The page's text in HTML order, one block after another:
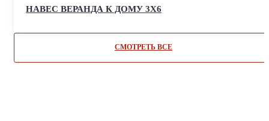
НАВЕС ВЕРАНДА К ДОМУ 3Х6
СМОТРЕТЬ ВСЕ